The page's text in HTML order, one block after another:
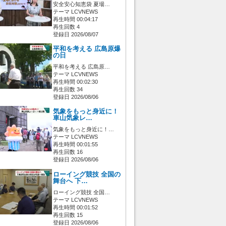
安全安心知恵袋 夏場…
テーマ LCVNEWS
再生時間 00:04:17
再生回数 4
登録日 2026/08/07
平和を考える 広島原爆
の日
平和を考える 広島原…
テーマ LCVNEWS
再生時間 00:02:30
再生回数 34
登録日 2026/08/06
気象をもっと身近に！
車山気象レ…
気象をもっと身近に！…
テーマ LCVNEWS
再生時間 00:01:55
再生回数 16
登録日 2026/08/06
ローイング競技 全国の
舞台へ 下…
ローイング競技 全国…
テーマ LCVNEWS
再生時間 00:01:52
再生回数 15
登録日 2026/08/06